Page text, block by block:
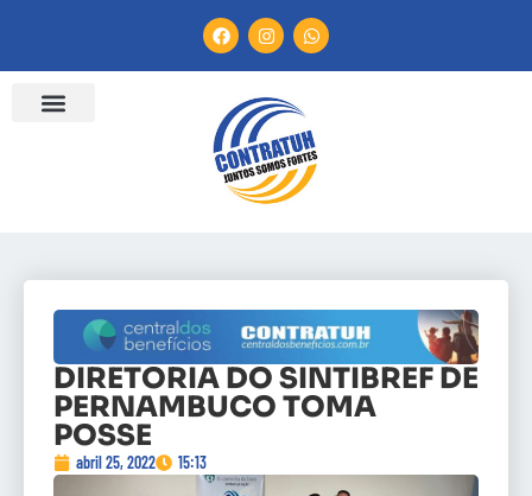
DIRETORIA DO SINTIBREF DE
PERNAMBUCO TOMA
POSSE
abril 25, 2022 15:13